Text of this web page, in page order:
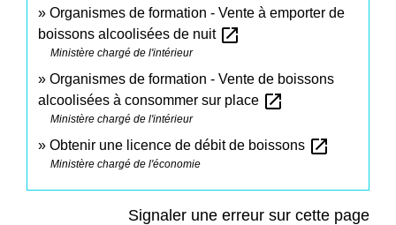
Organismes de formation - Vente à emporter de
boissons alcoolisées de nuit open_in_new
Ministère chargé de l'intérieur
Organismes de formation - Vente de boissons
alcoolisées à consommer sur place open_in_new
Ministère chargé de l'intérieur
Obtenir une licence de débit de boissons open_in_new
Ministère chargé de l'économie
Signaler une erreur sur cette page